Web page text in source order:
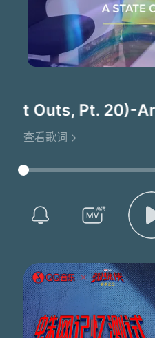
Outs, Pt. 20)-
查看歌词